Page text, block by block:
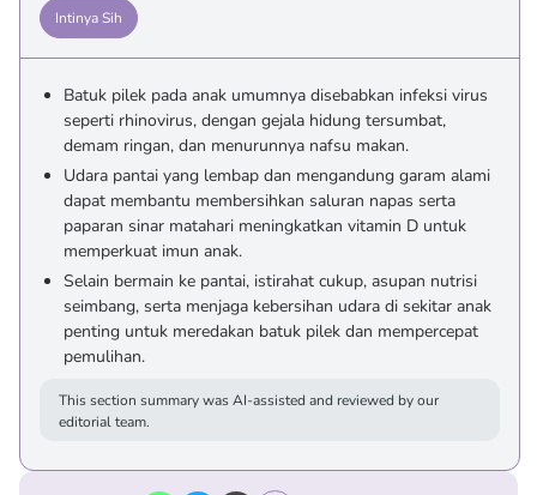
Intinya Sih
Batuk pilek pada anak umumnya disebabkan infeksi virus
seperti rhinovirus, dengan gejala hidung tersumbat,
demam ringan, dan menurunnya nafsu makan.
Udara pantai yang lembap dan mengandung garam alami
dapat membantu membersihkan saluran napas serta
paparan sinar matahari meningkatkan vitamin D untuk
memperkuat imun anak.
Selain bermain ke pantai, istirahat cukup, asupan nutrisi
seimbang, serta menjaga kebersihan udara di sekitar anak
penting untuk meredakan batuk pilek dan mempercepat
pemulihan.
This section summary was AI-assisted and reviewed by our
editorial team.